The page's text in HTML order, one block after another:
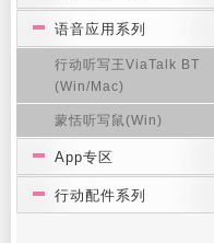
语音应用系列
行动听写王ViaTalk BT
(Win/Mac)
蒙恬听写鼠(Win)
App专区
行动配件系列